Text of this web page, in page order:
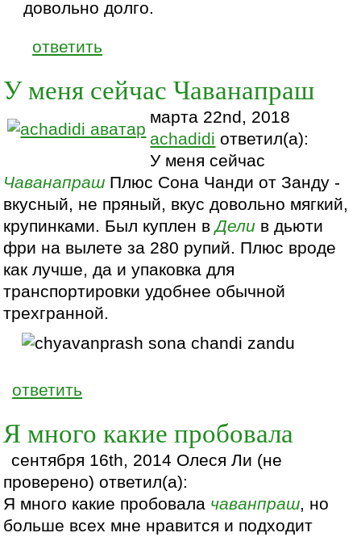
довольно долго.
ответить
У меня сейчас Чаванапраш
марта 22nd, 2018
achadidi ответил(а):
У меня сейчас
Чаванапраш Плюс Сона Чанди от Занду -
вкусный, не пряный, вкус довольно мягкий,
крупинками. Был куплен вДели в дьюти
фри на вылете за 280 рупий. Плюс вроде
как лучше, да и упаковка для
транспортировки удобнее обычной
трехгранной.
ответить
Я много какие пробовала
сентября 16th, 2014 Олеся Ли (не
проверено) ответил(а):
Я много какие пробовала чаванпраш, но
больше всех мне нравится и подходит